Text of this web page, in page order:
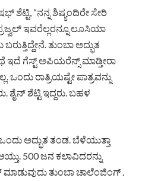
“ನನ್ನ ಶಿಷ್ಯಂದಿರೇ ಸೇರಿ
ಇವರೆಲ್ಲರನ್ನೂ ಲೂಸಿಯಾ
ತುಂಬಾ ಅದ್ಭುತ
ಇದೆ ಗೆಸ್ಟ್‌ ಅಪಿಯರೆನ್ಸ್‌ ಮಾಡ್ತೀರಾ
ಒಂದು ರಾತ್ರಿಯಷ್ಟೇ ಪಾತ್ರವನ್ನು
ಶೈನ್‌ ಶೆಟ್ಟಿ ಇದ್ದರು. ಬಹಳ
ಅದ್ಭುತ ತಂಡ. ಬೆಳೆಯುತ್ತಾ
500 ಜನ ಕಲಾವಿದರನ್ನು
ಮಾಡುವುದು ತುಂಬಾ ಚಾಲೆಂಜಿಂಗ್‌ .